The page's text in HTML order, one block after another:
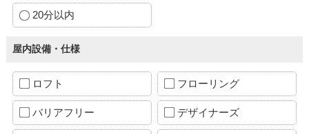
20分以内
屋内設備・仕様
ロフト フローリング
バリアフリー デザイナーズ